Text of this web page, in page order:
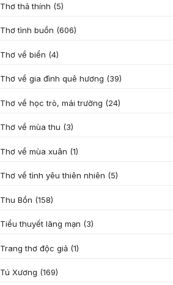
Thơ thả thính (5)
Thơ tình buồn (606)
Thơ về biển (4)
Thơ về gia đình quê hương (39)
Thơ về học trò, mái trường (24)
Thơ về mùa thu (3)
Thơ về mùa xuân (1)
Thơ về tình yêu thiên nhiên (5)
Thu Bồn (158)
Tiểu thuyết lãng mạn (3)
Trang thơ độc giả (1)
Tú Xương (169)